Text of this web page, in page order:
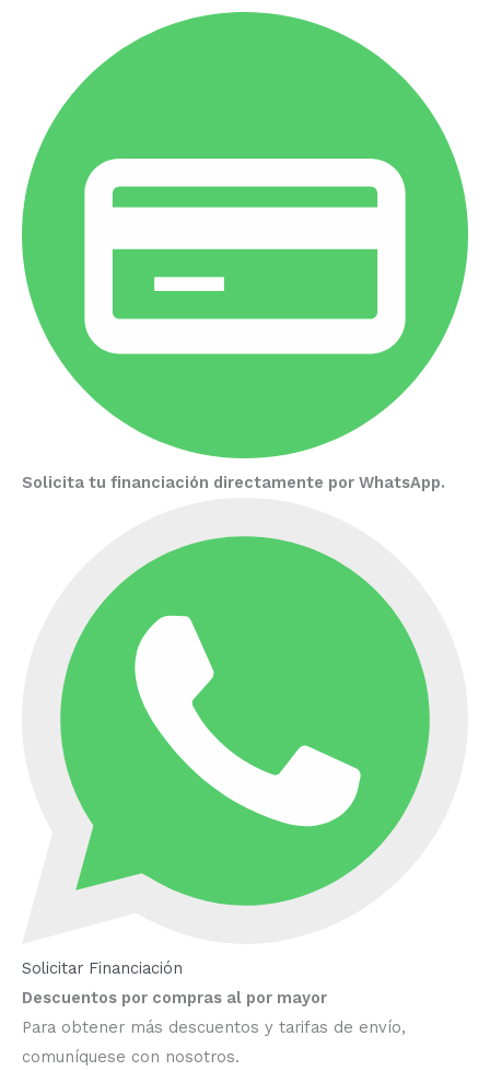
Solicita tu financiación directamente por WhatsApp.
Solicitar Financiación
Descuentos por compras al por mayor
Para obtener más descuentos y tarifas de envío,
comuníquese con nosotros.